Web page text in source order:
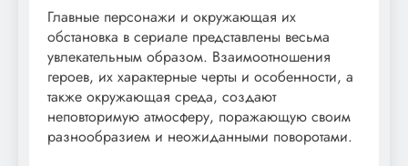
Главные персонажи и окружающая их
обстановка в сериале представлены весьма
увлекательным образом. Взаимоотношения
героев, их характерные черты и особенности, а
также окружающая среда, создают
неповторимую атмосферу, поражающую своим
разнообразием и неожиданными поворотами.